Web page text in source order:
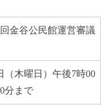
金谷公民館運営審議
（木曜日）午後7時00
分まで